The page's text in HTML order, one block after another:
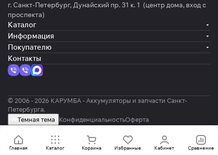
Главная Каталог Корзина Избранные Кабинет Сравнение
г. Санкт-Петербург, Дунайский пр. 31 к. 1 (центр дома, вход с
проспекта)
Каталог
Информация
Покупателю
Контакты
© 2006 - 2026 КАРУМБА - Аккумуляторы и запчасти Санкт-
Петербурга.
Темная тема
КонфиденциальностьОферта